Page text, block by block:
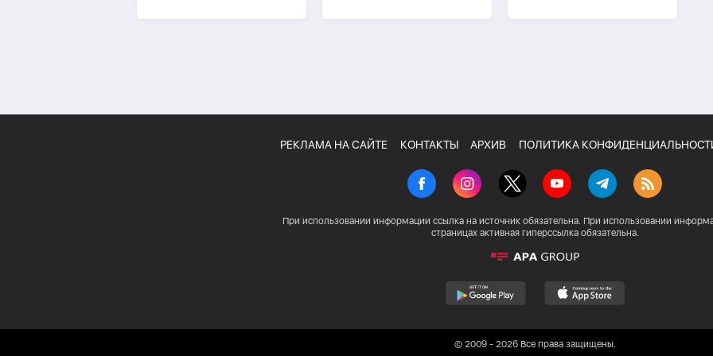
РЕКЛАМА НА САЙТЕ КОНТАКТЫ АРХИВ ПОЛИТИКА
При использовании информации ссылка на источник обязательна. При использовании
страницах активная гиперссылка обязательна.
© 2009 - 2026 Все права защищены.